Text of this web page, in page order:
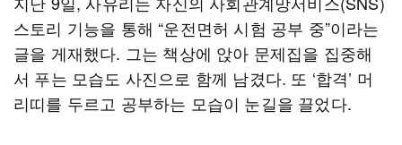
스토리 기능을 통해 “운전면허 시험 공부 중”이라는
글을 게재했다. 그는 책상에 앉아 문제집을 집중해
서 푸는 모습도 사진으로 함께 남겼다. 또 ‘합격’ 머
리띠를 두르고 공부하는 모습이 눈길을 끌었다.